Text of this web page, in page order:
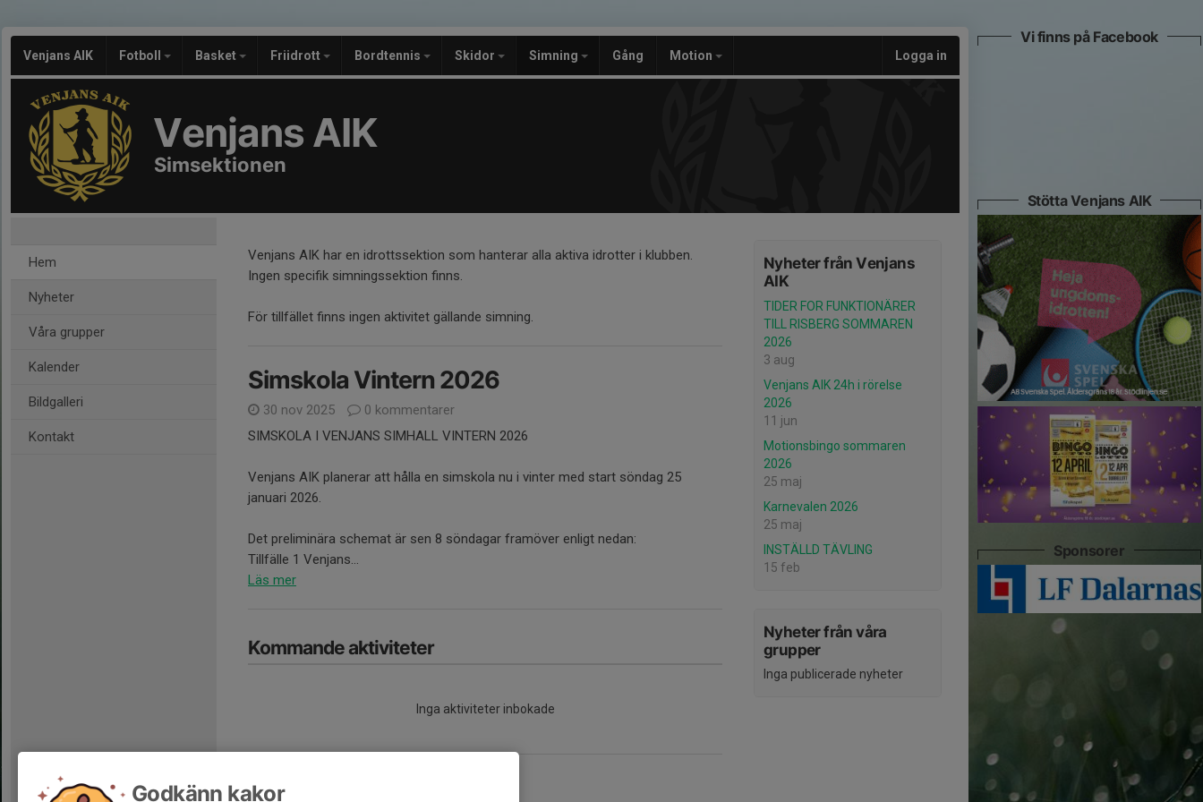
Venjans AIK Fotboll Basket Friidrott Bordtennis Skidor Simning Gång Motion Logga in
Venjans AIK
Simsektionen
Hem
Nyheter
Våra grupper
Kalender
Bildgalleri
Kontakt
Nyheter från Venjans
AIK
TIDER FOR FUNKTIONÄRER
TILL RISBERG SOMMAREN
2026
3 aug
Venjans AIK 24h i rörelse
2026
11 jun
Motionsbingo sommaren
2026
25 maj
Karnevalen 2026
25 maj
INSTÄLLD TÄVLING
15 feb
Nyheter från våra
grupper
Inga publicerade nyheter
Venjans AIK har en idrottssektion som hanterar alla aktiva idrotter i klubben.
Ingen specifik simningssektion finns.
För tillfället finns ingen aktivitet gällande simning.
Simskola Vintern 2026
30 nov 2025
0 kommentarer
SIMSKOLA I VENJANS SIMHALL VINTERN 2026
Venjans AIK planerar att hålla en simskola nu i vinter med start söndag 25
januari 2026.
Det preliminära schemat är sen 8 söndagar framöver enligt nedan:
Tillfälle 1 Venjans...
Läs mer
Kommande aktiviteter
Inga aktiviteter inbokade
Hela kalendern
Vi finns på Facebook
Stötta Venjans AIK
Sponsorer
Godkänn kakor